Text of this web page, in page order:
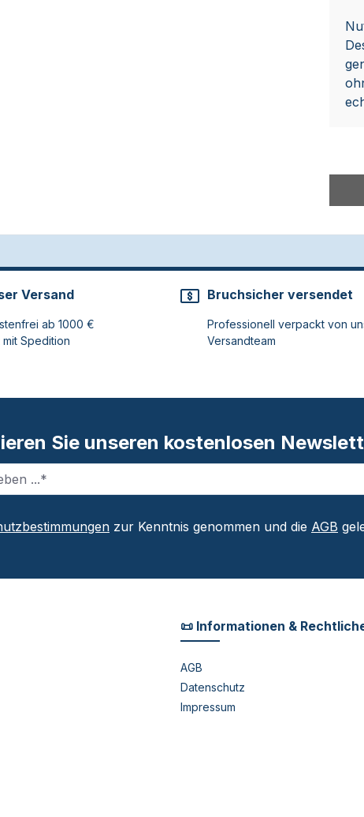
Versand
ab 1000 €
Spedition
Bruchsicher versendet
Professionell verpackt von
Versandteam
Sie unseren kostenlosen
zur Kenntnis genommen und die AGB
📜 Informationen &
AGB
Datenschutz
Impressum